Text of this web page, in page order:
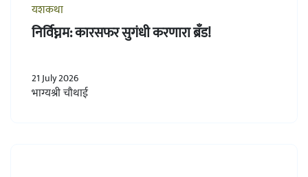
यशकथा
निर्विघ्नम: कारसफर सुगंधी करणारा ब्रँड!
21 July 2026
भाग्यश्री चौथाई